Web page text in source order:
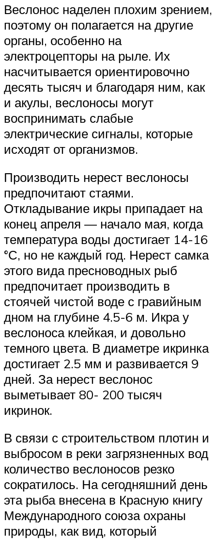
Веслонос наделен плохим зрением,
поэтому он полагается на другие
органы, особенно на
электроцепторы на рыле. Их
насчитывается ориентировочно
десять тысяч и благодаря ним, как
и акулы, веслоносы могут
воспринимать слабые
электрические сигналы, которые
исходят от организмов.
Производить нерест веслоносы
предпочитают стаями.
Откладывание икры припадает на
конец апреля — начало мая, когда
температура воды достигает 14-16
°С, но не каждый год. Нерест самка
этого вида пресноводных рыб
предпочитает производить в
стоячей чистой воде с гравийным
дном на глубине 4.5-6 м. Икра у
веслоноса клейкая, и довольно
темного цвета. В диаметре икринка
достигает 2.5 мм и развивается 9
дней. За нерест веслонос
выметывает 80- 200 тысяч
икринок.
В связи с строительством плотин и
выбросом в реки загрязненных вод
количество веслоносов резко
сократилось. На сегодняшний день
эта рыба внесена в Красную книгу
Международного союза охраны
природы, как вид, который